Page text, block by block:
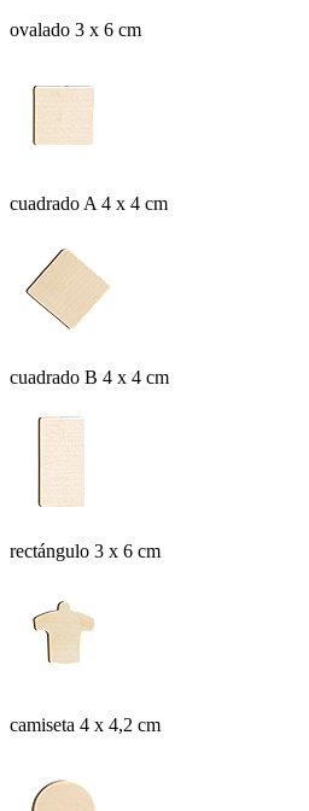
ovalado 3 x 6 cm
cuadrado A 4 x 4 cm
cuadrado B 4 x 4 cm
rectángulo 3 x 6 cm
camiseta 4 x 4,2 cm